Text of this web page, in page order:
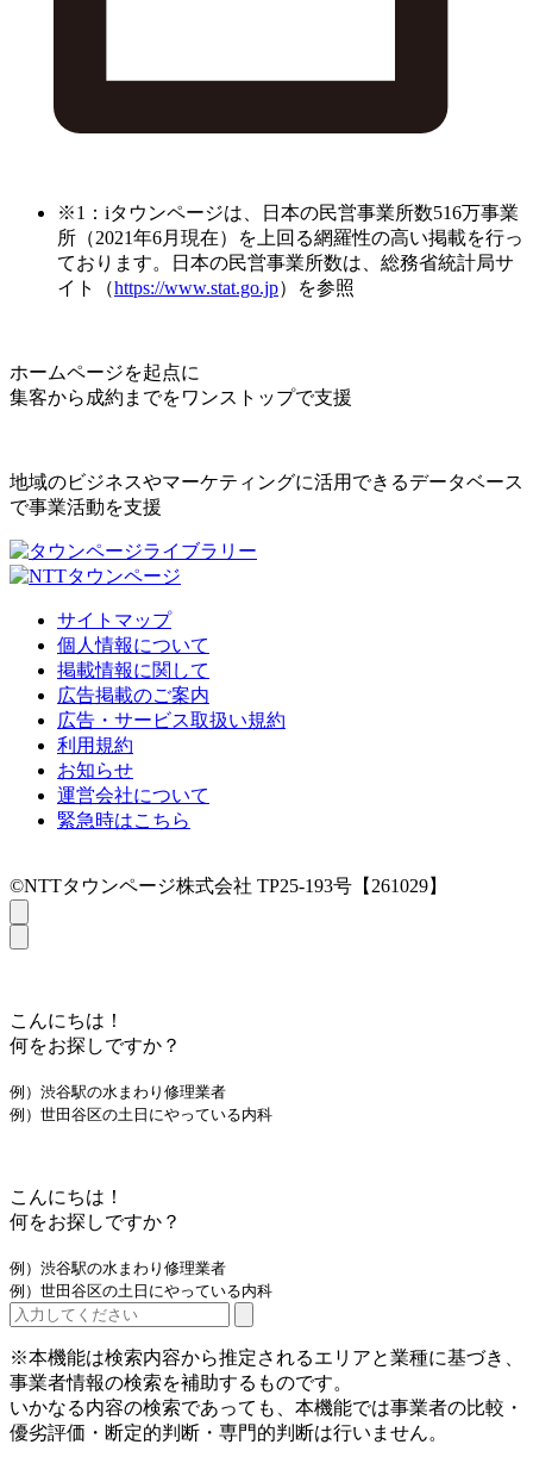
※1：iタウンページは、日本の民営事業所数516万事業
所（2021年6月現在）を上回る網羅性の高い掲載を行っ
ております。日本の民営事業所数は、総務省統計局サ
イト（https://www.stat.go.jp）を参照
ホームページを起点に
集客から成約までをワンストップで支援
地域のビジネスやマーケティングに活用できるデータベース
で事業活動を支援
サイトマップ
個人情報について
掲載情報に関して
広告掲載のご案内
広告・サービス取扱い規約
利用規約
お知らせ
運営会社について
緊急時はこちら
©NTTタウンページ株式会社 TP25-193号【261029】
こんにちは！
何をお探しですか？
例）渋谷駅の水まわり修理業者
例）世田谷区の土日にやっている内科
こんにちは！
何をお探しですか？
例）渋谷駅の水まわり修理業者
例）世田谷区の土日にやっている内科
※本機能は検索内容から推定されるエリアと業種に基づき、
事業者情報の検索を補助するものです。
いかなる内容の検索であっても、本機能では事業者の比較・
優劣評価・断定的判断・専門的判断は行いません。